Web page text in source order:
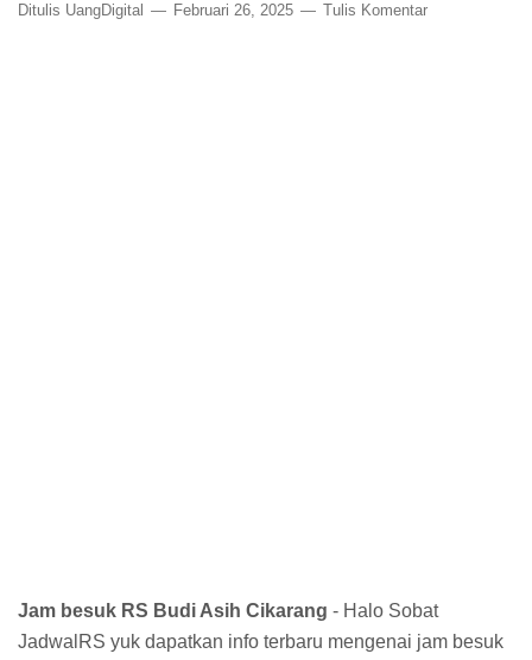
Ditulis UangDigital Februari 26, 2025 Tulis Komentar
Jam besuk RS Budi Asih Cikarang - Halo Sobat
JadwalRS yuk dapatkan info terbaru mengenai jam besuk